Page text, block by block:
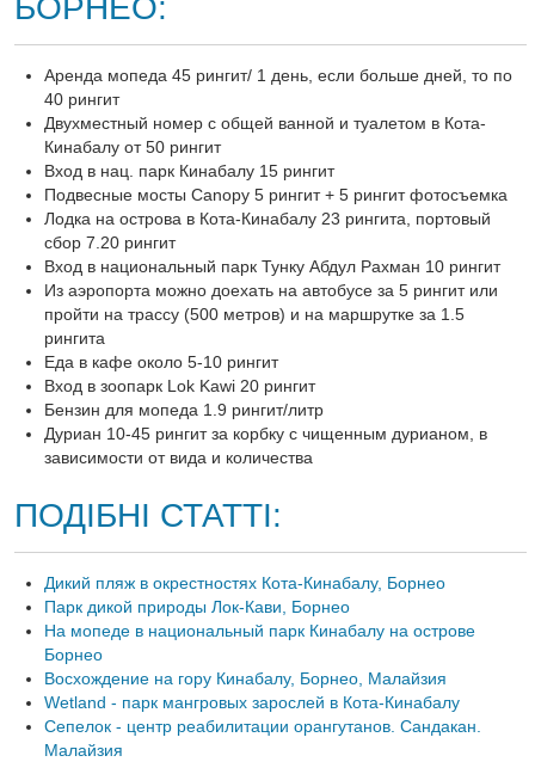
БОРНЕО:
Аренда мопеда 45 рингит/ 1 день, если больше дней, то по
40 рингит
Двухместный номер с общей ванной и туалетом в Кота-
Кинабалу от 50 рингит
Вход в нац. парк Кинабалу 15 рингит
Подвесные мосты Canopy 5 рингит + 5 рингит фотосъемка
Лодка на острова в Кота-Кинабалу 23 рингита, портовый
сбор 7.20 рингит
Вход в национальный парк Тунку Абдул Рахман 10 рингит
Из аэропорта можно доехать на автобусе за 5 рингит или
пройти на трассу (500 метров) и на маршрутке за 1.5
рингита
Еда в кафе около 5-10 рингит
Вход в зоопарк Lok Kawi 20 рингит
Бензин для мопеда 1.9 рингит/литр
Дуриан 10-45 рингит за корбку с чищенным дурианом, в
зависимости от вида и количества
ПОДІБНІ СТАТТІ:
Дикий пляж в окрестностях Кота-Кинабалу, Борнео
Парк дикой природы Лок-Кави, Борнео
На мопеде в национальный парк Кинабалу на острове
Борнео
Восхождение на гору Кинабалу, Борнео, Малайзия
Wetland - парк мангровых зарослей в Кота-Кинабалу
Сепелок - центр реабилитации орангутанов. Сандакан.
Малайзия